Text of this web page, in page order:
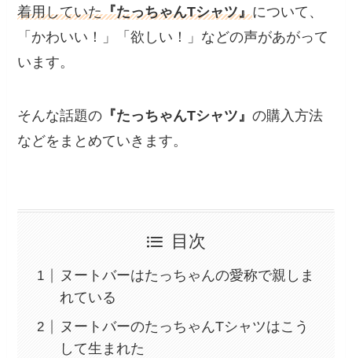
着用していた『たっちゃんTシャツ』について、
「かわいい！」「欲しい！」などの声があがって
います。
そんな話題の 『たっちゃんTシャツ』の購入方法
などをまとめていきます。
目次
ヌートバーはたっちゃんの愛称で親しま
れている
ヌートバーのたっちゃんTシャツはこう
して生まれた